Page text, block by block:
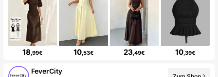
18,99€ 10,53€ 23,49€ 10,39€
FeverCity